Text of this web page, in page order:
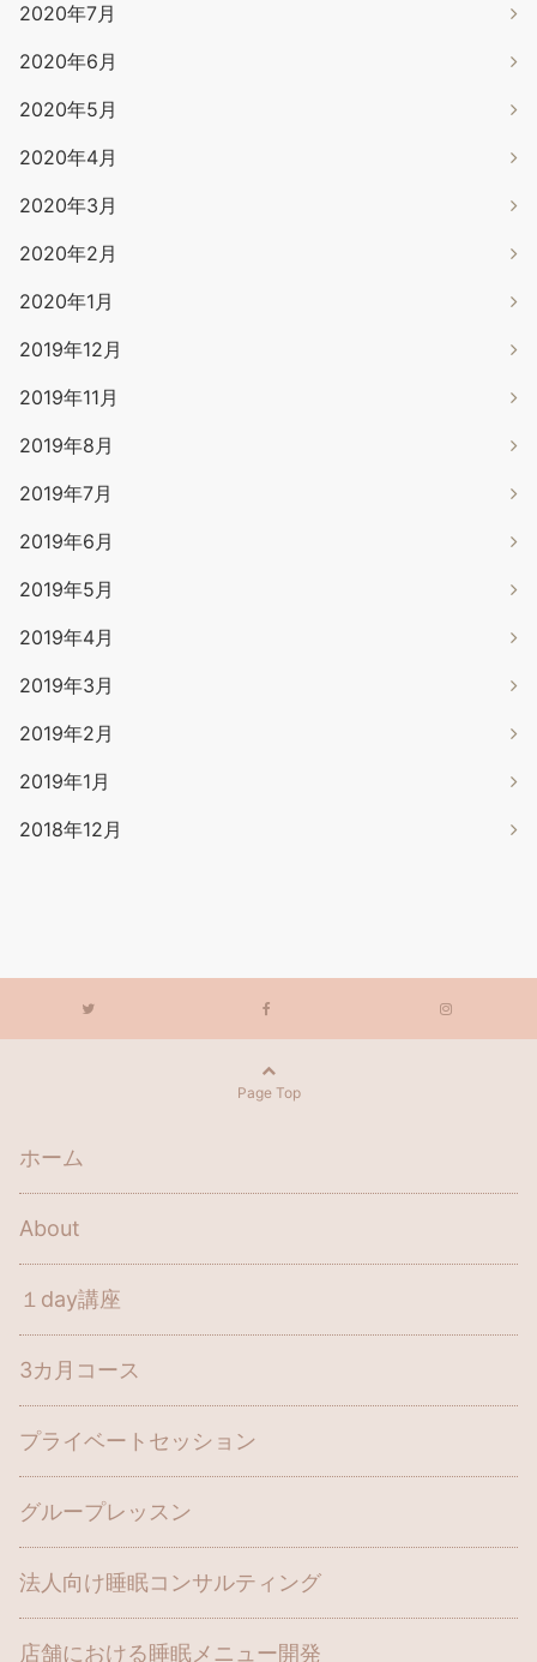
2020年7月
2020年6月
2020年5月
2020年4月
2020年3月
2020年2月
2020年1月
2019年12月
2019年11月
2019年8月
2019年7月
2019年6月
2019年5月
2019年4月
2019年3月
2019年2月
2019年1月
2018年12月
Page Top
ホーム
About
１day講座
3カ月コース
プライベートセッション
グループレッスン
法人向け睡眠コンサルティング
店舗における睡眠メニュー開発